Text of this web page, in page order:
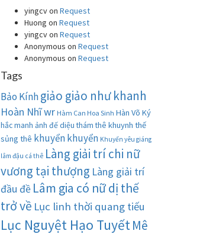
yingcvon Request
Huong on Request
yingcvon Request
Anonymous on Request
Anonymous on Request
Tags
Bảo Kính giảo giảo như khanh
Hoàn Nhĩ wr Hàm Can Hoa Sinh Hàn Võ Ký
hắc manh ảnh đế diệu thám thê khuynh thế
sủng thê khuyển khuyển Khuyển yêu giáng
lâm đậu cá thê Làng giải trí chi nữ
vương tại thượng Làng giải trí
đầu đề Lâm gia có nữ dị thế
trở về Lục linh thời quang tiếu
Lục Nguyệt Hạo Tuyết Mê